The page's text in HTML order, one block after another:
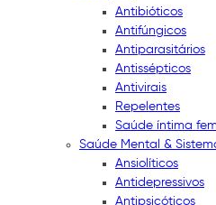
Antibióticos
Antifúngicos
Antiparasitários
Antissépticos
Antivirais
Repelentes
Saúde íntima
Saúde Mental &
Ansiolíticos
Antidepressivos
Antipsicóticos